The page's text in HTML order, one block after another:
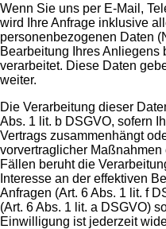
Wenn Sie uns per E-Mail,
wird Ihre Anfrage inklusive
personenbezogenen Daten
Bearbeitung Ihres Anliegens
verarbeitet. Diese Daten
weiter.
Die Verarbeitung dieser
Abs. 1 lit. b DSGVO, sofern
Vertrags zusammenhängt
vorvertraglicher
Fällen beruht die
Interesse an der effektiven
Anfragen (Art. 6 Abs. 1 lit. f
(Art. 6 Abs. 1 lit. a DSGVO)
Einwilligung ist jederzeit